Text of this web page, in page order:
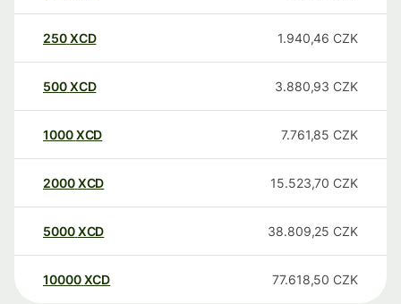
250XCD 1.940,46 CZK
500XCD 3.880,93 CZK
1000XCD 7.761,85 CZK
2000XCD 15.523,70 CZK
5000XCD 38.809,25 CZK
10000 XCD 77.618,50 CZK